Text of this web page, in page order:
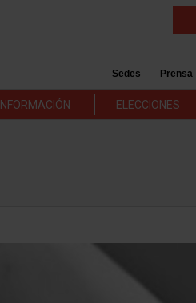
Sedes Prensa
INFORMACIÓN ELECCIONES